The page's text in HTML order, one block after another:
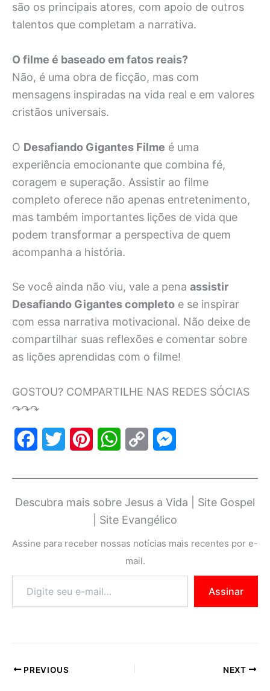
são os principais atores, com apoio de outros
talentos que completam a narrativa.
O filme é baseado em fatos reais?
Não, é uma obra de ficção, mas com
mensagens inspiradas na vida real e em valores
cristãos universais.
O Desafiando Gigantes Filme é uma
experiência emocionante que combina fé,
coragem e superação. Assistir ao filme
completo oferece não apenas entretenimento,
mas também importantes lições de vida que
podem transformar a perspectiva de quem
acompanha a história.
Se você ainda não viu, vale a pena assistir
Desafiando Gigantes completo e se inspirar
com essa narrativa motivacional. Não deixe de
compartilhar suas reflexões e comentar sobre
as lições aprendidas com o filme!
GOSTOU? COMPARTILHE NAS REDES SÓCIAS
↷↷↷
e
o
k
t
r
t
e
W
t
p
y
n
s
g
Descubra mais sobre Jesus a Vida | Site Gospel
| Site Evangélico
Assine para receber nossas notícias mais recentes por e-
mail.
Assinar
PREVIOUS NEXT